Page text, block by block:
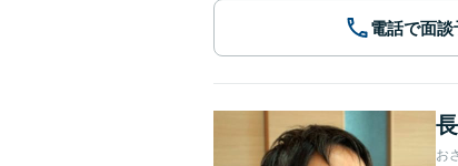
電話で面談
お